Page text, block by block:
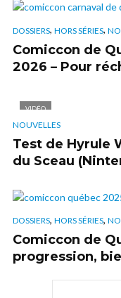
DOSSIERS, HORS SÉRIES,
Comiccon de
2026 – Pour
VIDÉO
NOUVELLES
Test de Hyrule
du Sceau
DOSSIERS, HORS SÉRIES,
Comiccon de
progression,